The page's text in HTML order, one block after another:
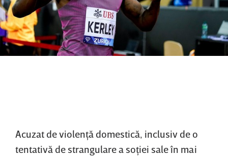
Acuzat de violenţă domestică, inclusiv de o
tentativă de strangulare a soţiei sale în mai